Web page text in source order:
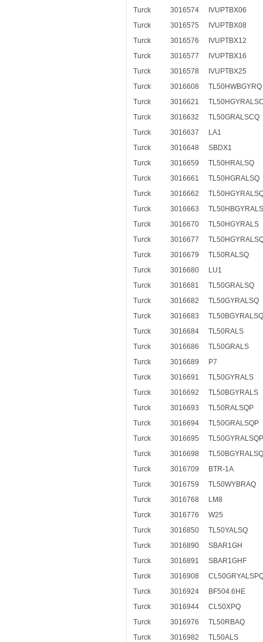
Turck
3016574
IVUPTBX06
Turck
3016575
IVUPTBX08
Turck
3016576
IVUPTBX12
Turck
3016577
IVUPTBX16
Turck
3016578
IVUPTBX25
Turck
3016608
TL50HWBGYRQ
Turck
3016621
Turck
3016632
TL50GRALSCQ
Turck
3016637
LA1
Turck
3016648
SBDX1
Turck
3016659
TL50HRALSQ
Turck
3016661
TL50HGRALSQ
Turck
3016662
Turck
3016663
Turck
3016670
TL50HGYRALS
Turck
3016677
Turck
3016679
TL50RALSQ
Turck
3016680
LU1
Turck
3016681
TL50GRALSQ
Turck
3016682
TL50GYRALSQ
Turck
3016683
TL50BGYRALSQ
Turck
3016684
TL50RALS
Turck
3016686
TL50GRALS
Turck
3016689
P7
Turck
3016691
TL50GYRALS
Turck
3016692
TL50BGYRALS
Turck
3016693
TL50RALSQP
Turck
3016694
TL50GRALSQP
Turck
3016695
TL50GYRALSQP
Turck
3016698
Turck
3016709
BTR-1A
Turck
3016759
TL50WYBRAQ
Turck
3016768
LM8
Turck
3016776
W25
Turck
3016850
TL50YALSQ
Turck
3016890
SBAR1GH
Turck
3016891
SBAR1GHF
Turck
3016908
Turck
3016924
BF504.6HE
Turck
3016944
CL50XPQ
Turck
3016976
TL50RBAQ
Turck
3016982
TL50ALS